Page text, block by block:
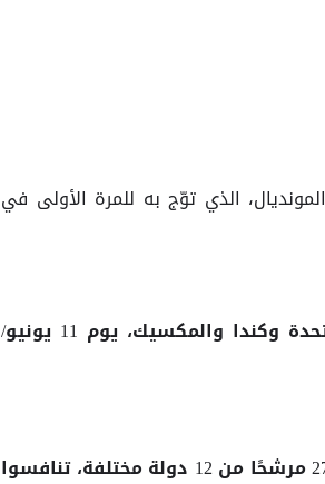
الذي توّج به للمرة الأولى في
وكندا والمكسيك، يوم 11 يونيو/
من جانبها ذكرت صحيفة "موندو ديبورتيفو" أن هناك 27 مرشحًا من 12 دولة مختلفة، تنافسوا